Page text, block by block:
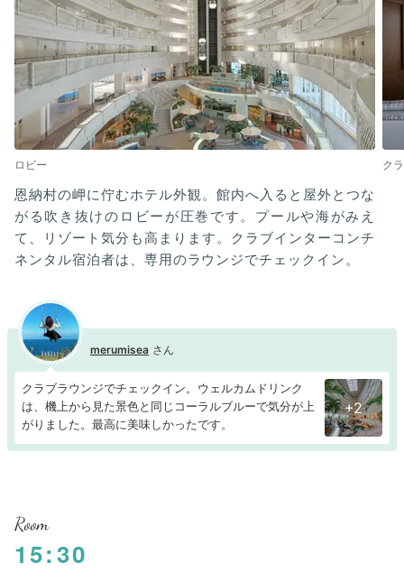
ロビー ク
恩納村の岬に佇むホテル外観。館内へ入ると屋外とつな
がる吹き抜けのロビーが圧巻です。プールや海がみえ
て、リゾート気分も高まります。クラブインターコンチ
ネンタル宿泊者は、専用のラウンジでチェックイン。
merumisea
クラブラウンジでチェックイン。ウェルカムドリンク
は、機上から見た景色と同じコーラルブルーで気分が上
がりました。最高に美味しかったです。
+2
Room
15:30